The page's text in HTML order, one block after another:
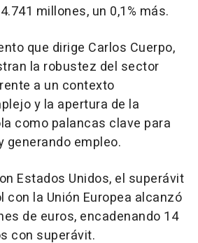
millones, un 0,1% más.
que dirige Carlos Cuerpo,
la robustez del sector
a un contexto
y la apertura de la
como palancas clave para
generando empleo.
Estados Unidos, el superávit
la Unión Europea alcanzó
de euros, encadenando 14
con superávit.